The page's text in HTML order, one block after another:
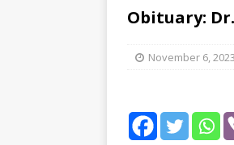
Obituary:
November 6, 2023